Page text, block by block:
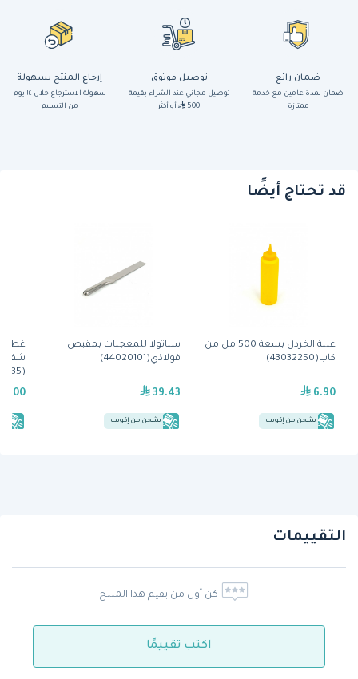
ضمان رائع
ضمان لمدة عامين مع خدمة
ممتازة
توصيل موثوق
توصيل مجاني عند الشراء بقيمة
500
أو أكثر
إرجاع المنتج بسهولة
سهولة الاسترجاع خلال ١٤ يوم
من التسليم
قد تحتاج أيضًا
علبة الخردل بسعة 500 مل من
كاب(43032250)
6.90
يشحن من إكويب
سباتولا للمعجنات بمقبض
فولاذي(44020101)
39.43
يشحن من إكويب
غطاء
(1826SCCW135) من كامبرو
التقييمات
كن أول من يقيم هذا المنتج
اكتب تقييمًا